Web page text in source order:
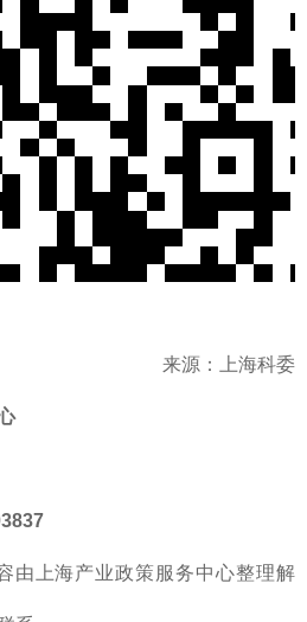
来源：上海科委
由上海产业政策服务中心整理解